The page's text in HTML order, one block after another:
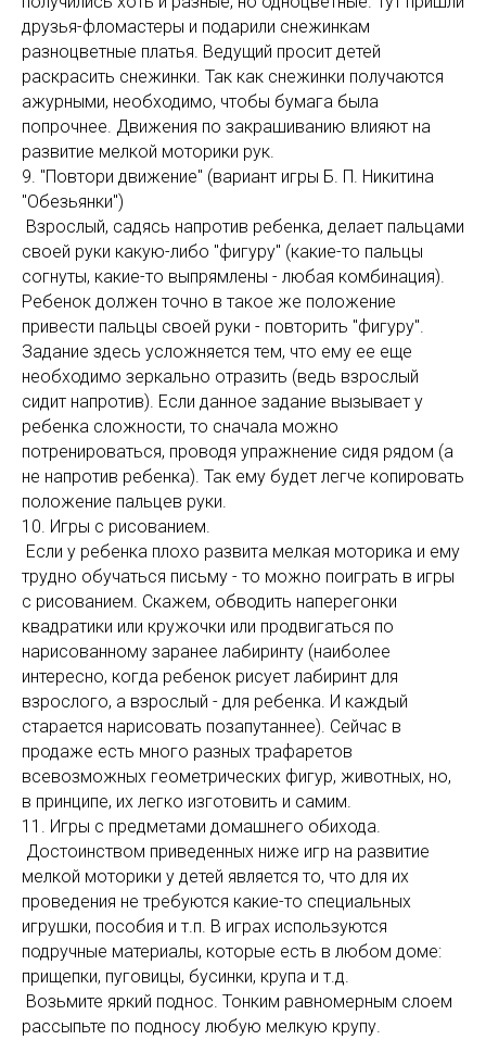
друзья-фломастеры и подарили снежинкам
разноцветные платья. Ведущий просит детей
раскрасить снежинки. Так как снежинки получаются
ажурными, необходимо, чтобы бумага была
попрочнее. Движения по закрашиванию влияют на
развитие мелкой моторики рук.
9. "Повтори движение" (вариант игры Б. П. Никитина
"Обезьянки")
Взрослый, садясь напротив ребенка, делает пальцами
своей руки какую-либо "фигуру" (какие-то пальцы
согнуты, какие-то выпрямлены - любая комбинация).
Ребенок должен точно в такое же положение
привести пальцы своей руки - повторить "фигуру".
Задание здесь усложняется тем, что ему ее еще
необходимо зеркально отразить (ведь взрослый
сидит напротив). Если данное задание вызывает у
ребенка сложности, то сначала можно
потренироваться, проводя упражнение сидя рядом (а
не напротив ребенка). Так ему будет легче копировать
положение пальцев руки.
10. Игры с рисованием.
Если у ребенка плохо развита мелкая моторика и ему
трудно обучаться письму - то можно поиграть в игры
с рисованием. Скажем, обводить наперегонки
квадратики или кружочки или продвигаться по
нарисованному заранее лабиринту (наиболее
интересно, когда ребенок рисует лабиринт для
взрослого, а взрослый - для ребенка. И каждый
старается нарисовать позапутаннее). Сейчас в
продаже есть много разных трафаретов
всевозможных геометрических фигур, животных, но,
в принципе, их легко изготовить и самим.
11. Игры с предметами домашнего обихода.
Достоинством приведенных ниже игр на развитие
мелкой моторики у детей является то, что для их
проведения не требуются какие-то специальных
игрушки, пособия и т.п. В играх используются
подручные материалы, которые есть в любом доме:
прищепки, пуговицы, бусинки, крупа и т.д.
Возьмите яркий поднос. Тонким равномерным слоем
рассыпьте по подносу любую мелкую крупу.